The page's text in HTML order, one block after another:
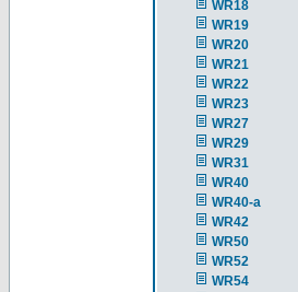
WR18
WR19
WR20
WR21
WR22
WR23
WR27
WR29
WR31
WR40
WR40-a
WR42
WR50
WR52
WR54